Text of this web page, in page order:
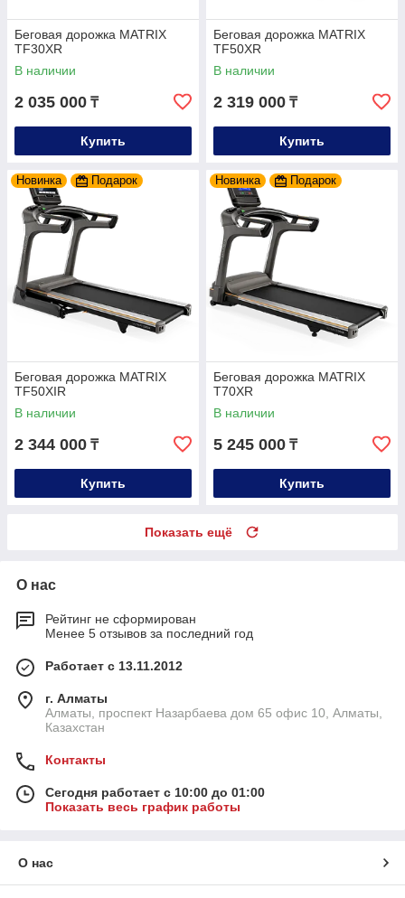
Беговая дорожка MATRIX
TF30XR
В наличии
2 035 000 ₸
Купить
Беговая дорожка MATRIX
TF50XR
В наличии
2 319 000 ₸
Купить
Новинка Подарок
Беговая дорожка MATRIX
TF50XIR
В наличии
2 344 000 ₸
Купить
Новинка Подарок
Беговая дорожка MATRIX
T70XR
В наличии
5 245 000 ₸
Купить
Показать ещё
О нас
Рейтинг не сформирован
Менее 5 отзывов за последний год
Работает с 13.11.2012
г. Алматы
Алматы, проспект Назарбаева дом 65 офис 10, Алматы,
Казахстан
Контакты
Сегодня работает с 10:00 до 01:00
Показать весь график работы
О нас